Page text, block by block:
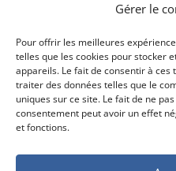
Gérer le
Pour offrir les meilleures
telles que les cookies pour stocker
appareils. Le fait de consentir à
traiter des données telles que le
uniques sur ce site. Le fait de ne
consentement peut avoir un effet
et fonctions.
Mentions légales
Politique de